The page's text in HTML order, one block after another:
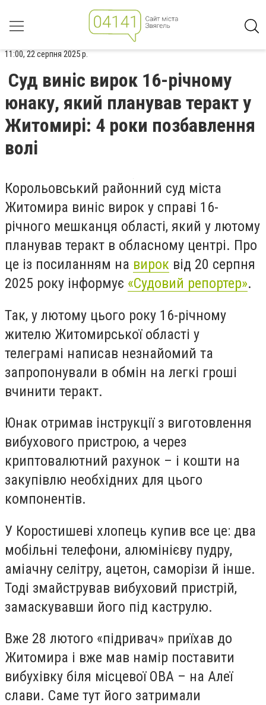
11:00, 22 серпня 2025 р.
Суд виніс вирок 16-річному
юнаку, який планував теракт у
Житомирі: 4 роки позбавлення
волі
Корольовський районний суд міста
Житомира виніс вирок у справі 16-
річного мешканця області, який у лютому
планував теракт в обласному центрі. Про
це із посиланням на вирок від 20 серпня
2025 року інформує «Судовий репортер».
Так, у лютому цього року 16-річному
жителю Житомирської області у
телеграмі написав незнайомий та
запропонували в обмін на легкі гроші
вчинити теракт.
Юнак отримав інструкції з виготовлення
вибухового пристрою, а через
криптовалютний рахунок – і кошти на
закупівлю необхідних для цього
компонентів.
У Коростишеві хлопець купив все це: два
мобільні телефони, алюмінієву пудру,
аміачну селітру, ацетон, саморізи й інше.
Тоді змайстрував вибуховий пристрій,
замаскувавши його під каструлю.
Вже 28 лютого «підривач» приїхав до
Житомира і вже мав намір поставити
вибухівку біля місцевої ОВА – на Алеї
слави. Саме тут його затримали